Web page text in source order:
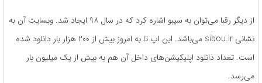
از دیگر رقبا می‌توان به سیبو اشاره کرد که در سال ۹۸ ایجاد شد. وبسایت آن به
نشانی sibou.ir می‌باشد. این اپ تا به امروز بیش از ۲۰۰ هزار بار دانلود شده
است. تعداد دانلود اپلیکیشن‌های داخل آن ‌هم به بیش از یک میلیون بار
می‌رسد.